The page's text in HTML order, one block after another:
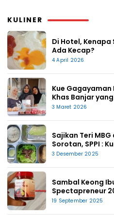
KULINER
Di Hotel, Kenapa
Ada Kecap?
4 April 2026
Kue
Khas Banjar
3 Maret 2026
Sajikan Teri
Sorotan, SPPI :
3 Desember 2025
Sambal Keong
Spectapreneur
19 September 2025